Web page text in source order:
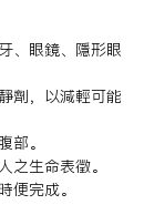
、眼鏡、隱形眼
劑，以減輕可能
部。
之生命表徵。
便完成。